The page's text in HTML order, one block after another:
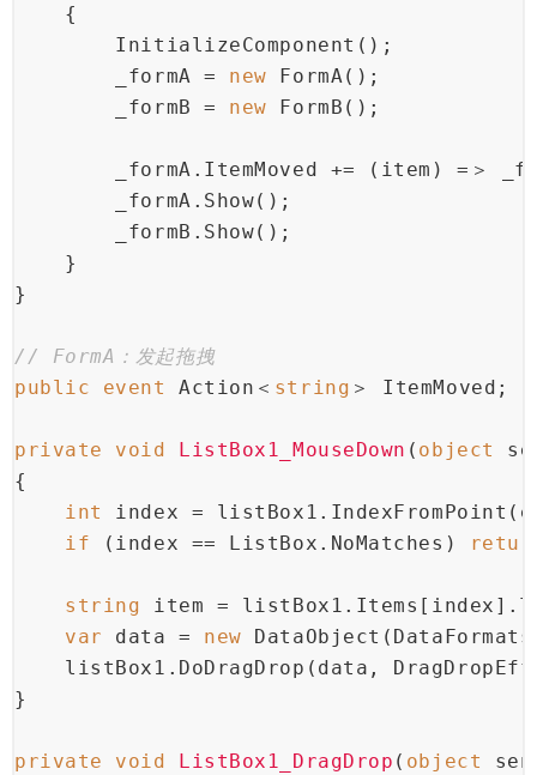
{
InitializeComponent();
_formA = new FormA();
_formB = new FormB();
_formA.ItemMoved += (item) =＞
_formA.Show();
_formB.Show();
}
}
// FormA：发起拖拽
public
event Action＜ string ＞ ItemMoved;
private void ListBox1_MouseDown ( object
{
int
index =
if (index == ListBox.NoMatches)
string item =
var data = new
listBox1.DoDragDrop(data,
}
private void ListBox1_DragDrop ( object